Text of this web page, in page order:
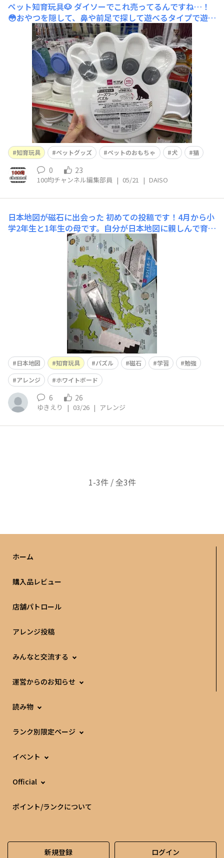
ペット知育玩具🐶 ダイソーでこれ売ってるんですね…！
😳おやつを隠して、鼻や前足で探して遊べるタイプで遊び
ながら早食い防止にも良さそう✨気になってるけど、これ
って猫🐱も遊べるんですかね？🥹実家のわんこ🐶にプレ
ゼントもいいかなぁと思ってます🎁使ってる人いたら感想
聞きたいです！
知育玩具 ペットグッズ ペットのおもちゃ 犬 猫
0 23
100均チャンネル編集部員 | 05/21 | DAISO
日本地図が磁石に出会った 初めての投稿です！4月から小
学2年生と1年生の母です。自分が日本地図に親しんで育っ
たので、こどもたちにも親しんでほしいと色々探していま
したら、なんとダイソーにあるではないですか！しかもレ
ベルが分かれている！くぅ〜やりますね！ということでや
らせてみたところ、ズレる。いらいらする。と短気な息
日本地図 知育玩具 パズル 磁石 学習
勉強
アレンジ
ホワイトボード
6 26
ゆきえり | 03/26 | アレンジ
1-3件 / 全3件
ホーム
購入品レビュー
店舗パトロール
アレンジ投稿
みんなと交流する
運営からのお知らせ
読み物
ランク別限定ページ
イベント
Official
ポイント/ランクについて
新規登録 ログイン